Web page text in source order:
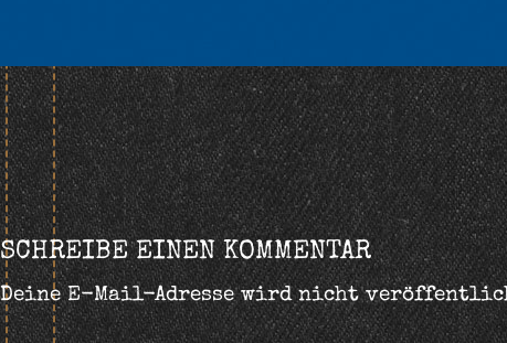
BEITRAGS-
NAVIGATION
SCHREIBE EINEN KOMMENTAR
Deine E-Mail-Adresse wird nicht